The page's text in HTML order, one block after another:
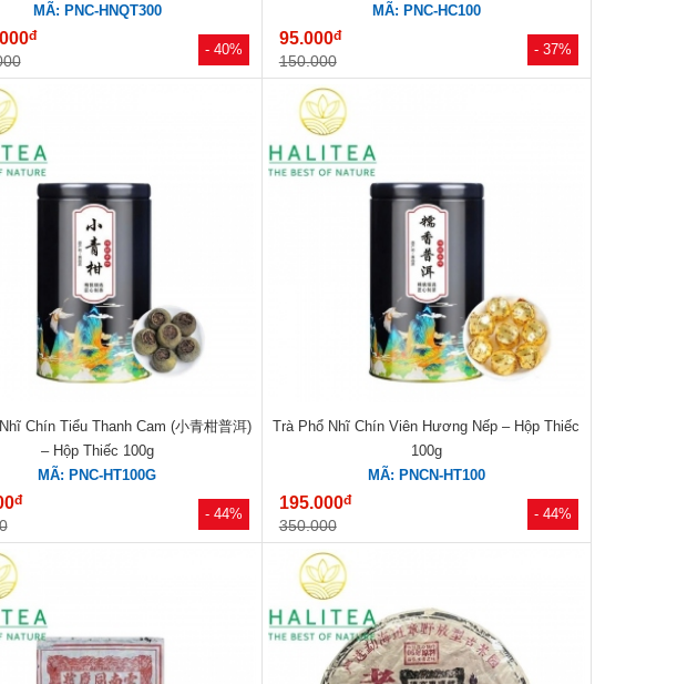
- 40%
MÃ: PNC-HNQT300
đ
- 37%
MÃ: PNC-HC100
95.000đ
150.000
- 44%
Chín Tiểu Thanh Cam (小青柑普洱)
– Hộp Thiếc 100g
MÃ: PNC-HT100G
đ
- 44%
Trà Phổ Nhĩ Chín Viên Hương Nếp – Hộp Thiếc
100g
MÃ: PNCN-HT100
195.000đ
350.000